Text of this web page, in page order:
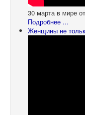
30 марта в мире
Подробнее ...
Женщины не